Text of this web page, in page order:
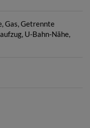
Gas Getrennte
U-Bahn-Nähe